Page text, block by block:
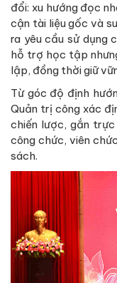
đổi: xu hướng đọc
cận tài liệu gốc và
ra yêu cầu sử dụng
hỗ trợ học tập
lập, đồng thời giữ
Từ góc độ định
Quản trị công xác
chiến lược, gắn
công chức, viên
sách.